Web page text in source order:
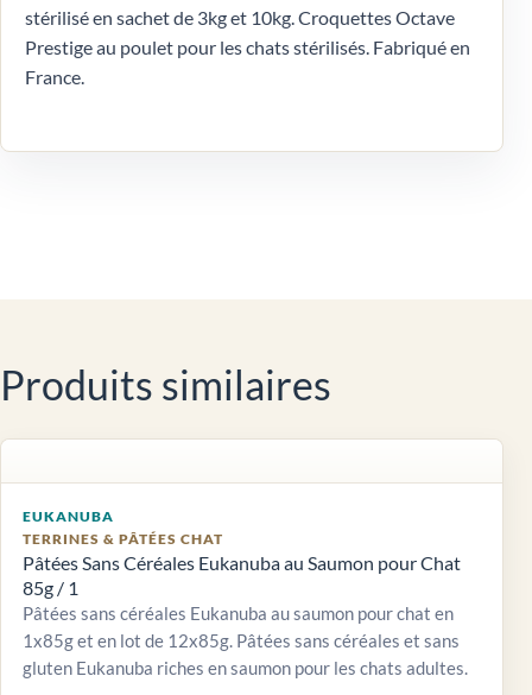
stérilisé en sachet de 3kg et 10kg. Croquettes Octave
Prestige au poulet pour les chats stérilisés. Fabriqué en
France.
Produits similaires
EUKANUBA
TERRINES & PÂTÉES CHAT
Pâtées Sans Céréales Eukanuba au Saumon pour Chat
85g / 1
Pâtées sans céréales Eukanuba au saumon pour chat en
1x85g et en lot de 12x85g. Pâtées sans céréales et sans
gluten Eukanuba riches en saumon pour les chats adultes.